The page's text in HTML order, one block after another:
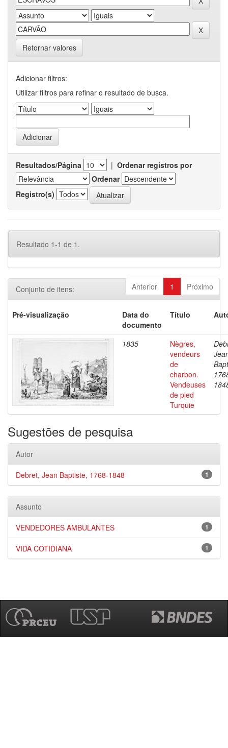
Retornar valores
Adicionar filtros:
Utilizar filtros para refinar o resultado de busca.
Resultados/Página | Ordenar registros por
Ordenar
Registro(s)
Resultado 1-1 de 1.
Anterior 1 Próximo
Conjunto de itens:
Pré-visualização
Data do
documento
Título
1835
Nègres,
vendeurs
de
charbon.
Vendeuses
de pled
Turquie
Sugestões de pesquisa
Autor
1
Debret, Jean Baptiste, 1768-1848
Assunto
1
VENDEDORES AMBULANTES
1
VIDA COTIDIANA